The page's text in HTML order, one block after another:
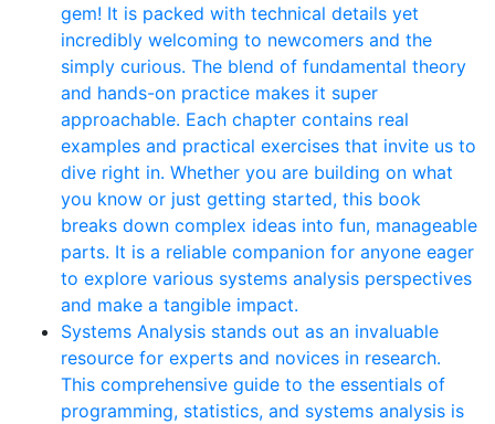
gem! It is packed with technical details yet
incredibly welcoming to newcomers and the
simply curious. The blend of fundamental theory
and hands-on practice makes it super
approachable. Each chapter contains real
examples and practical exercises that invite us to
dive right in. Whether you are building on what
you know or just getting started, this book
breaks down complex ideas into fun, manageable
parts. It is a reliable companion for anyone eager
to explore various systems analysis perspectives
and make a tangible impact.
Systems Analysis stands out as an invaluable
resource for experts and novices in research.
This comprehensive guide to the essentials of
programming, statistics, and systems analysis is